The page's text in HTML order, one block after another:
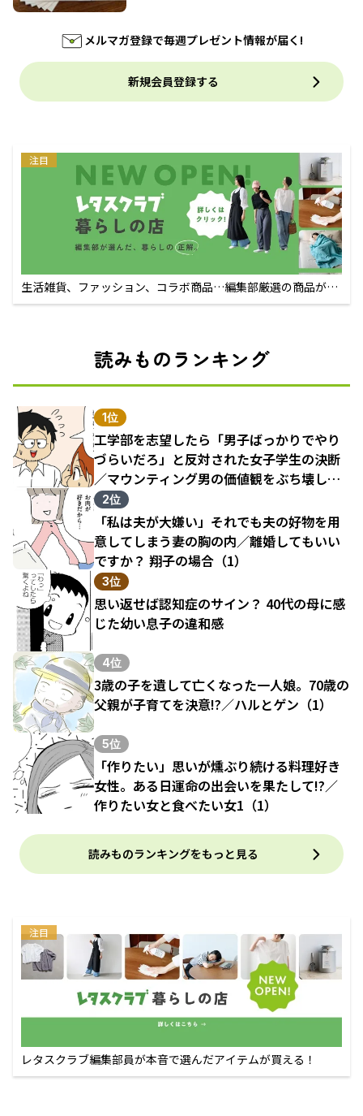
メルマガ登録で毎週プレゼント情報が届く!
新規会員登録する
注目
生活雑貨、ファッション、コラボ商品…編集部厳選の商品が買
えるECサイト
読みものランキング
1位
工学部を志望したら「男子ばっかりでやり
づらいだろ」と反対された女子学生の決断
／マウンティング男の価値観をぶち壊した
結果（1）
2位
「私は夫が大嫌い」それでも夫の好物を用
意してしまう妻の胸の内／離婚してもいい
ですか？ 翔子の場合（1）
3位
思い返せば認知症のサイン？ 40代の母に感
じた幼い息子の違和感
4位
3歳の子を遺して亡くなった一人娘。70歳の
父親が子育てを決意!?／ハルとゲン（1）
5位
「作りたい」思いが燻ぶり続ける料理好き
女性。ある日運命の出会いを果たして!?／
作りたい女と食べたい女1（1）
読みものランキングをもっと見る
注目
レタスクラブ編集部員が本音で選んだアイテムが買える！